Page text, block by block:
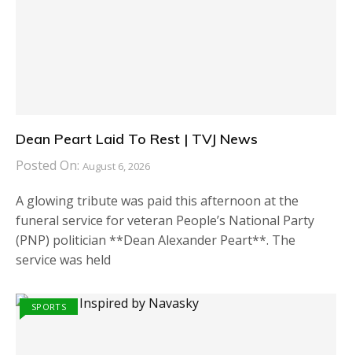
Dean Peart Laid To Rest | TVJ News
Posted On: August 6, 2026
A glowing tribute was paid this afternoon at the
funeral service for veteran People’s National Party
(PNP) politician **Dean Alexander Peart**. The
service was held
SPORTS